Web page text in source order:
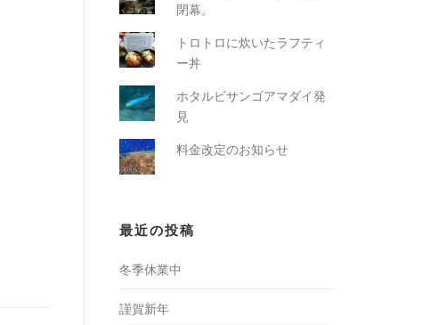
閉幕。
トロトロに炊いたラフティ
ー丼
ホタルビサンゴアマダイ発
見
料金改定のお知らせ
最近の投稿
冬季休業中
謹賀新年